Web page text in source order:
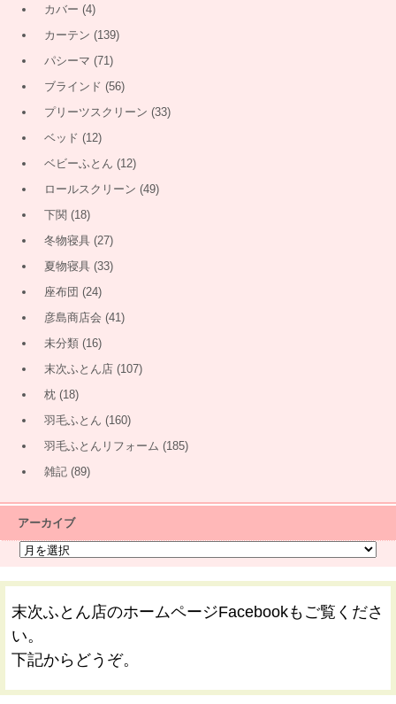
カバー (4)
カーテン (139)
パシーマ (71)
ブラインド (56)
プリーツスクリーン (33)
ベッド (12)
ベビーふとん (12)
ロールスクリーン (49)
下関 (18)
冬物寝具 (27)
夏物寝具 (33)
座布団 (24)
彦島商店会 (41)
未分類 (16)
末次ふとん店 (107)
枕 (18)
羽毛ふとん (160)
羽毛ふとんリフォーム (185)
雑記 (89)
アーカイブ
末次ふとん店のホームページFacebookもご覧くださ
い。
下記からどうぞ。